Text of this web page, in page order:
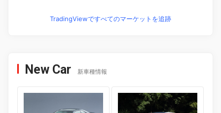
TradingViewですべてのマーケットを追跡
New Car 新車種情報